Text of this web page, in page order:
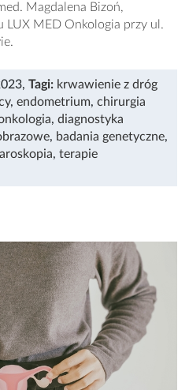
Magdalena Bizoń,
LUX MED Onkologia przy ul.
, Tagi: krwawienie z dróg
, endometrium, chirurgia
, diagnostyka
, badania genetyczne,
, terapie